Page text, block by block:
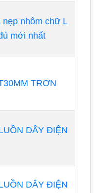
nẹp nhôm chữ L
mới nhất
TRƠN
DÂY ĐIỆN
DÂY ĐIỆN